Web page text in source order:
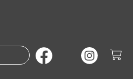
Suche nach Büchern oder